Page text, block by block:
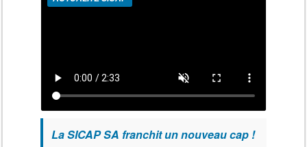
La SICAP SA franchit un nouveau cap !